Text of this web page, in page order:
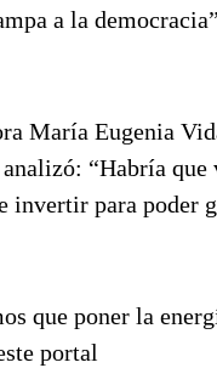
a la
María Eugenia
“Habría que
invertir para poder
que poner la
portal